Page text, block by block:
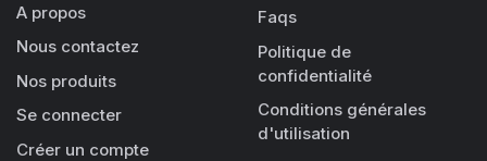
A propos
Nous contactez
Nos produits
Se connecter
Créer un compte
Faqs
Politique de
confidentialité
Conditions générales
d'utilisation